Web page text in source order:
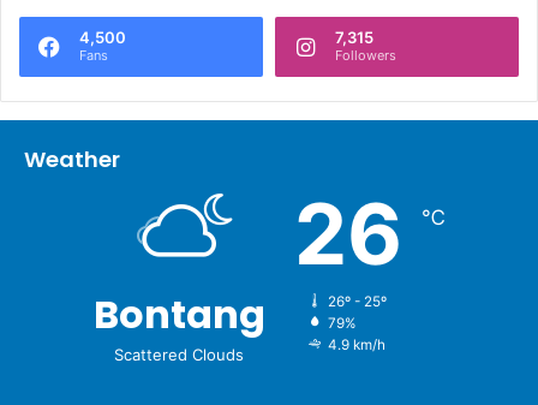
4,500
Fans
7,315
Followers
Weather
Bontang
Scattered Clouds
26 ℃
26º - 25º
79%
4.9 km/h